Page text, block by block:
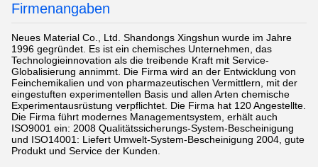
Firmenangaben
Neues Material Co., Ltd. Shandongs Xingshun wurde im Jahre
1996 gegründet. Es ist ein chemisches Unternehmen, das
Technologieinnovation als die treibende Kraft mit Service-
Globalisierung annimmt. Die Firma wird an der Entwicklung von
Feinchemikalien und von pharmazeutischen Vermittlern, mit der
eingestuften experimentellen Basis und allen Arten chemische
Experimentausrüstung verpflichtet. Die Firma hat 120 Angestellte.
Die Firma führt modernes Managementsystem, erhält auch
ISO9001 ein: 2008 Qualitätssicherungs-System-Bescheinigung
und ISO14001: Liefert Umwelt-System-Bescheinigung 2004, gute
Produkt und Service der Kunden.